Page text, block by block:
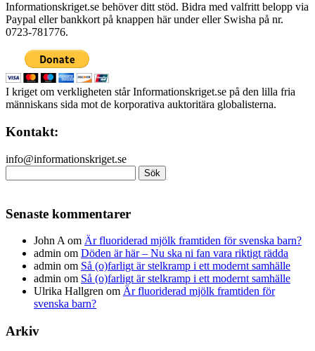
Informationskriget.se behöver ditt stöd. Bidra med valfritt belopp via
Paypal eller bankkort på knappen här under eller Swisha på nr.
0723-781776.
I kriget om verkligheten står Informationskriget.se på den lilla fria
människans sida mot de korporativa auktoritära globalisterna.
Kontakt:
info@informationskriget.se
efter:
Senaste kommentarer
John A om Är fluoriderad mjölk framtiden för svenska barn?
admin om Döden är här – Nu ska ni fan vara riktigt rädda
admin om Så (o)farligt är stelkramp i ett modernt samhälle
admin om Så (o)farligt är stelkramp i ett modernt samhälle
Ulrika Hallgren om Är fluoriderad mjölk framtiden för
svenska barn?
Arkiv